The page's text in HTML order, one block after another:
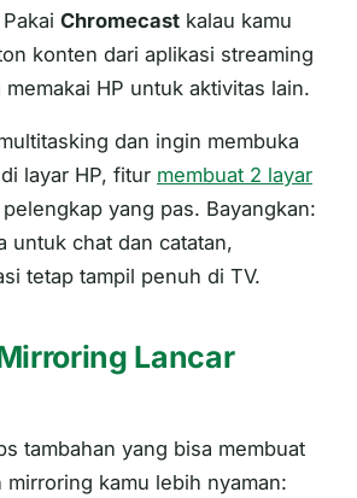
Chromecast kalau kamu
konten dari aplikasi streaming
HP untuk aktivitas lain.
dan ingin membuka
layar HP, fitur membuat 2 layar
yang pas. Bayangkan:
untuk chat dan catatan,
tetap tampil penuh di TV.
Lancar
tambahan yang bisa membuat
mirroring kamu lebih nyaman: